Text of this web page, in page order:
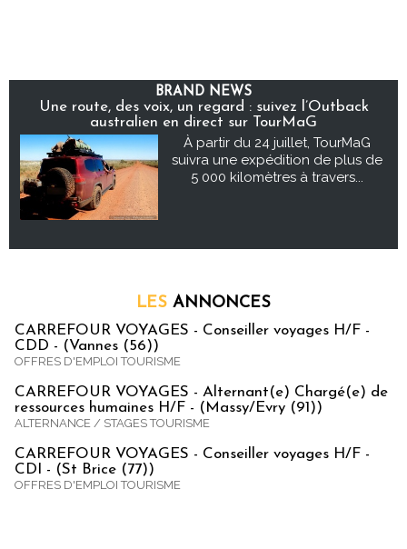
BRAND NEWS
Une route, des voix, un regard : suivez l’Outback
australien en direct sur TourMaG
À partir du 24 juillet, TourMaG
suivra une expédition de plus de
5 000 kilomètres à travers...
LES ANNONCES
CARREFOUR VOYAGES - Conseiller voyages H/F -
CDD - (Vannes (56))
OFFRES D'EMPLOI TOURISME
CARREFOUR VOYAGES - Alternant(e) Chargé(e) de
ressources humaines H/F - (Massy/Evry (91))
ALTERNANCE / STAGES TOURISME
CARREFOUR VOYAGES - Conseiller voyages H/F -
CDI - (St Brice (77))
OFFRES D'EMPLOI TOURISME